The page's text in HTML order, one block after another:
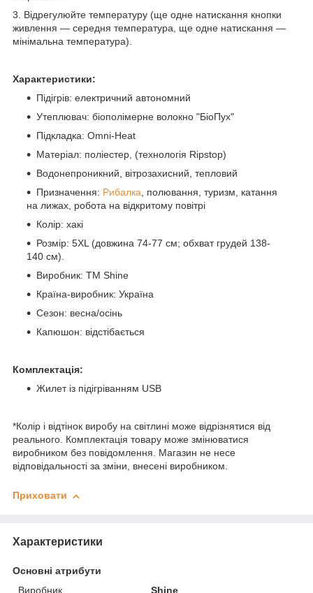
3. Відрегулюйте температуру (ще одне натискання кнопки
живлення — середня температура, ще одне натискання —
мінімальна температура).
Характеристики:
Підігрів: електричний автономний
Утеплювач: біополімерне волокно "БіоПух"
Підкладка: Omni-Heat
Матеріал: поліестер, (технологія Ripstop)
Водонепроникний, вітрозахисний, тепловий
Призначення: Рибалка, полювання, туризм, катання
на лижах, робота на відкритому повітрі
Колір: хакі
Розмір: 5XL (довжина 74-77 см; обхват грудей 138-
140 см).
Виробник: TM Shine
Країна-виробник: Україна
Сезон: весна/осінь
Капюшон: відстібається
Комплектація:
Жилет із підігріванням USB
*Колір і відтінок виробу на світлині може відрізнятися від
реального. Комплектація товару може змінюватися
виробником без повідомлення. Магазин не несе
відповідальності за зміни, внесені виробником.
Приховати
Характеристики
Основні атрибути
Виробник
Shine